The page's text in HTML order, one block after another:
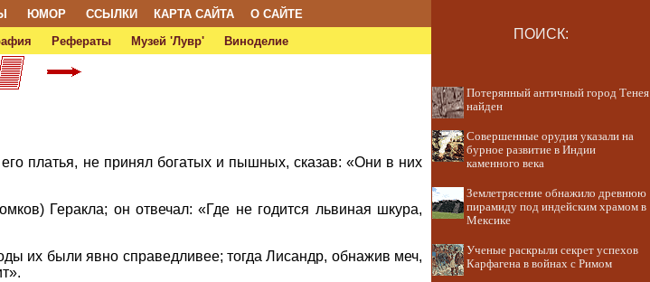
ЮМОР ССЫЛКИ КАРТА САЙТА
О САЙТЕ
Рефераты Музей 'Лувр' Виноделие ПОИСК:
платья, не принял богатых и пышных, сказав: «Они в них
Геракла; он отвечал: «Где не годится львиная шкура,
их были явно справедливее; тогда Лисандр, обнажив меч,
Потерянный античный город Тенея
найден
Совершенные орудия указали на
бурное развитие в Индии
каменного века
Землетрясение обнажило древнюю
пирамиду под индейским храмом в
Мексике
Ученые раскрыли секрет успехов
Карфагена в войнах с Римом